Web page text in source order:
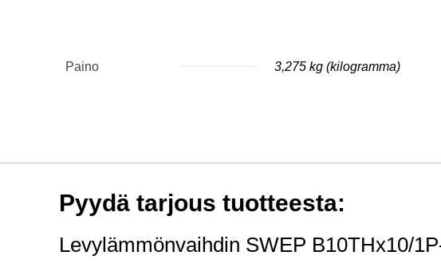
Paino 3,275 kg (kilogramma)
Pyydä tarjous tuotteesta:
Levylämmönvaihdin SWEP B10THx10/